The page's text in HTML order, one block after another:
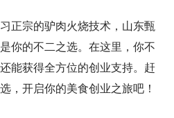
正宗的驴肉火烧技术，山东甄
你的不二之选。在这里，你不
能获得全方位的创业支持。赶
，开启你的美食创业之旅吧！